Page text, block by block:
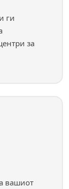
ги
за
вашиот